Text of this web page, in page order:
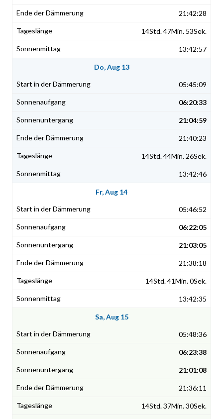
21:42:28
14Std. 47Min. 53Sek.
13:42:57
Do, Aug 13
05:45:09
06:20:33
21:04:59
21:40:23
14Std. 44Min. 26Sek.
13:42:46
Fr, Aug 14
05:46:52
06:22:05
21:03:05
21:38:18
14Std. 41Min. 0Sek.
13:42:35
Sa, Aug 15
05:48:36
06:23:38
21:01:08
21:36:11
14Std. 37Min. 30Sek.